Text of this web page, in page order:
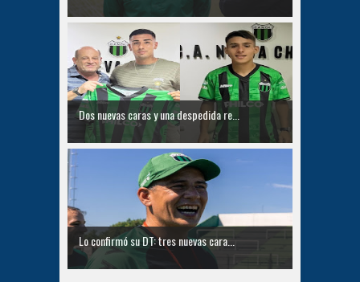
Dos nuevas caras y una despedida re...
Lo confirmó su DT: tres nuevas cara...